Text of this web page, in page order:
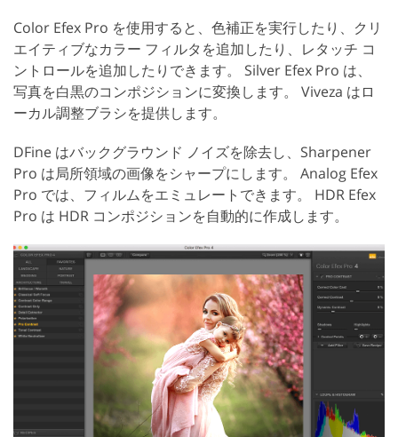
Color Efex Pro を使用すると、色補正を実行したり、クリ
エイティブなカラー フィルタを追加したり、レタッチ コ
ントロールを追加したりできます。 Silver Efex Pro は、
写真を白黒のコンポジションに変換します。 Viveza はロ
ーカル調整ブラシを提供します。
DFine はバックグラウンド ノイズを除去し、Sharpener
Pro は局所領域の画像をシャープにします。 Analog Efex
Pro では、フィルムをエミュレートできます。 HDR Efex
Pro は HDR コンポジションを自動的に作成します。